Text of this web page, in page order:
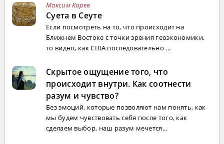
Максим Карев
Суета в Сеуте
Если посмотреть на то, что происходит на
Ближнем Востоке с точки зрения геоэкономики,
то видно, как США последовательно ...
Скрытое ощущение того, что
происходит внутри. Как соотнести
разум и чувство?
Без эмоций, которые позволяют нам понять, как
мы будем чувствовать себя после того, как
сделаем выбор, наш разум мечется...